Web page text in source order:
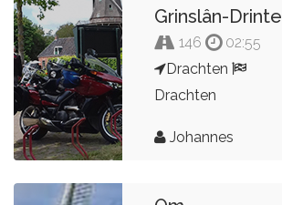
Grinslân-Drinte
146
02:55
Drachten
Drachten
Johannes